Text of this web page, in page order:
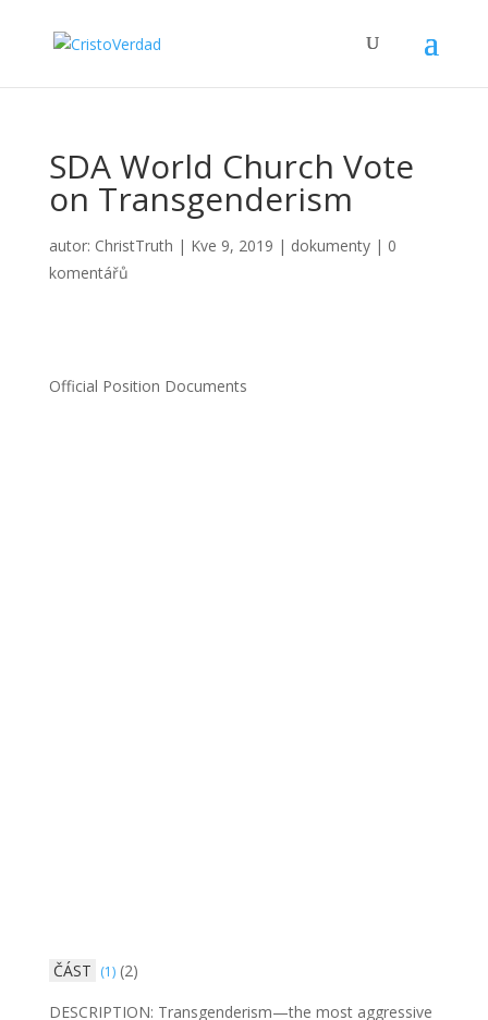
SDA World Church Vote
on Transgenderism
autor: ChristTruth | Kve 9, 2019 | dokumenty| 0
komentářů
Official Position Documents
ČÁST (1)(2)
DESCRIPTION: Transgenderism—the most aggressive